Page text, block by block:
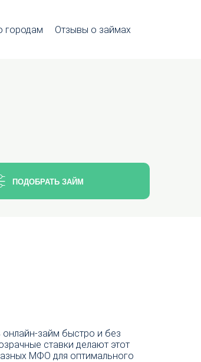
городам Отзывы о займах
ПОДОБРАТЬ ЗАЙМ
займ быстро и без
ставки делают этот
МФО для оптимального